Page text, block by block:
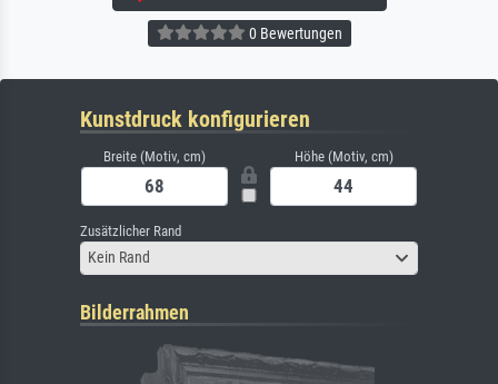
0 Bewertungen
Kunstdruck konfigurieren
Breite (Motiv, cm) Höhe (Motiv, cm)
Zusätzlicher Rand
Kein Rand
Bilderrahmen